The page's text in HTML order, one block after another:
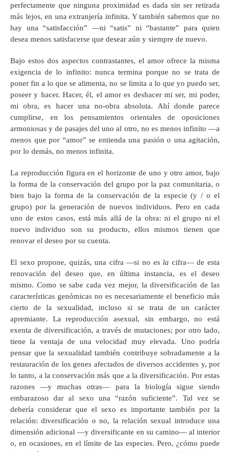
perfectamente que ninguna proximidad es dada sin ser retirada
más lejos, en una extranjería infinita. Y también sabemos que no
hay una “satisfacción” —ni “satis” ni “bastante” para quien
desea menos satisfacerse que desear aún y siempre de nuevo.
Bajo estos dos aspectos contrastantes, el amor ofrece la misma
exigencia de lo infinito: nunca termina porque no se trata de
poner fin a lo que se alimenta, no se limita a lo que yo puedo ser,
poseer y hacer. Hacer, él, el amor es deshacer mi ser, mi poder,
mi obra, es hacer una no-obra absoluta. Ahí donde parece
cumplirse, en los pensamientos orientales de oposiciones
armoniosas y de pasajes del uno al otro, no es menos infinito —a
menos que por “amor” se entienda una pasión o una agitación,
por lo demás, no menos infinita.
La reproducción figura en el horizonte de uno y otro amor, bajo
la forma de la conservación del grupo por la paz comunitaria, o
bien bajo la forma de la conservación de la especie (y / o el
grupo) por la generación de nuevos individuos. Pero en cada
uno de estos casos, está más allá de la obra: ni el grupo ni el
nuevo individuo son su producto, ellos mismos tienen que
renovar el deseo por su cuenta.
El sexo propone, quizás, una cifra —si no es la cifra— de esta
renovación del deseo que, en última instancia, es el deseo
mismo. Como se sabe cada vez mejor, la diversificación de las
características genómicas no es necesariamente el beneficio más
cierto de la sexualidad, incluso si se trata de un carácter
apremiante. La reproducción asexual, sin embargo, no está
exenta de diversificación, a través de mutaciones; por otro lado,
tiene la ventaja de una velocidad muy elevada. Uno podría
pensar que la sexualidad también contribuye sobradamente a la
restauración de los genes afectados de diversos accidentes y, por
lo tanto, a la conservación más que a la diversificación. Por estas
razones —y muchas otras— para la biología sigue siendo
embarazoso dar al sexo una “razón suficiente”. Tal vez se
debería considerar que el sexo es importante también por la
relación: diversificación o no, la relación sexual introduce una
dimensión adicional —y diversificante en su camino— al interior
o, en ocasiones, en el límite de las especies. Pero, ¿cómo puede